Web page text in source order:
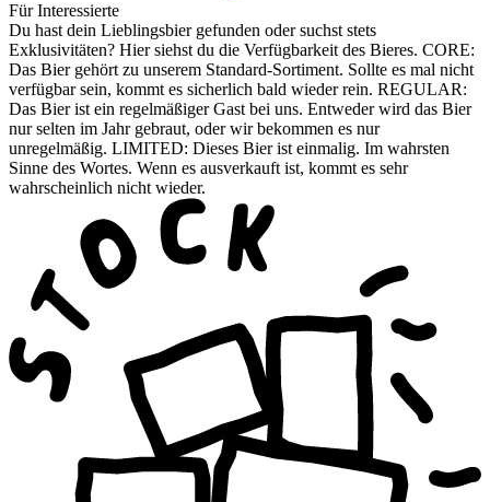
Für Interessierte
Du hast dein Lieblingsbier gefunden oder suchst stets
Exklusivitäten? Hier siehst du die Verfügbarkeit des Bieres. CORE:
Das Bier gehört zu unserem Standard-Sortiment. Sollte es mal nicht
verfügbar sein, kommt es sicherlich bald wieder rein. REGULAR:
Das Bier ist ein regelmäßiger Gast bei uns. Entweder wird das Bier
nur selten im Jahr gebraut, oder wir bekommen es nur
unregelmäßig. LIMITED: Dieses Bier ist einmalig. Im wahrsten
Sinne des Wortes. Wenn es ausverkauft ist, kommt es sehr
wahrscheinlich nicht wieder.